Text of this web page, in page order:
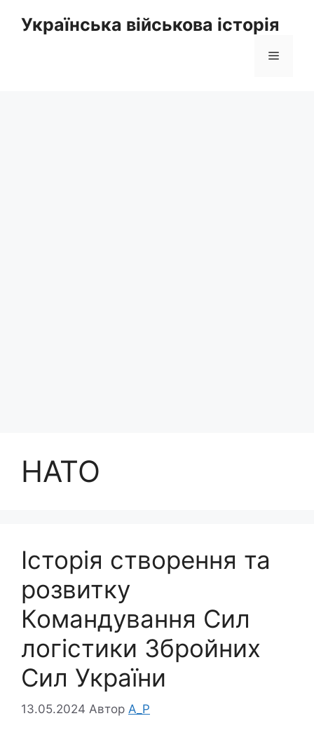
Українська військова історія
Меню
НАТО
Історія створення та
розвитку
Командування Сил
логістики Збройних
Сил України
13.05.2024 Автор A_P